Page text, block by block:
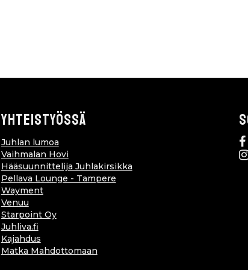
YHTEISTYÖSSÄ
Juhlan lumoa
Vaihmalan Hovi
Hääsuunnittelija Juhlakirsikka
Pellava Lounge - Tampere
Wayment
Venuu
Starpoint Oy
Juhliva.fi
Kajahdus
Matka Mahdottomaan